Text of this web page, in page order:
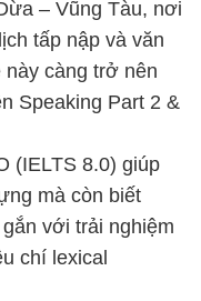
– Vũng Tàu, nơi
tấp nập và văn
càng trở nên
Speaking Part 2 &
(IELTS 8.0) giúp
mà còn biết
với trải nghiệm
chí lexical